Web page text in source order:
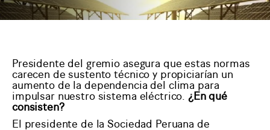
Presidente del gremio asegura que estas normas
carecen de sustento técnico y propiciarían un
aumento de la dependencia del clima para
impulsar nuestrosistema eléctrico ¿En qué
consisten?
El presidente de la Sociedad Peruana de